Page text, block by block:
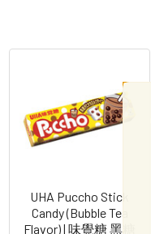
UHA Puccho Stick
Candy (Bubble Tea
Flavor) | 味覺糖 黑糖